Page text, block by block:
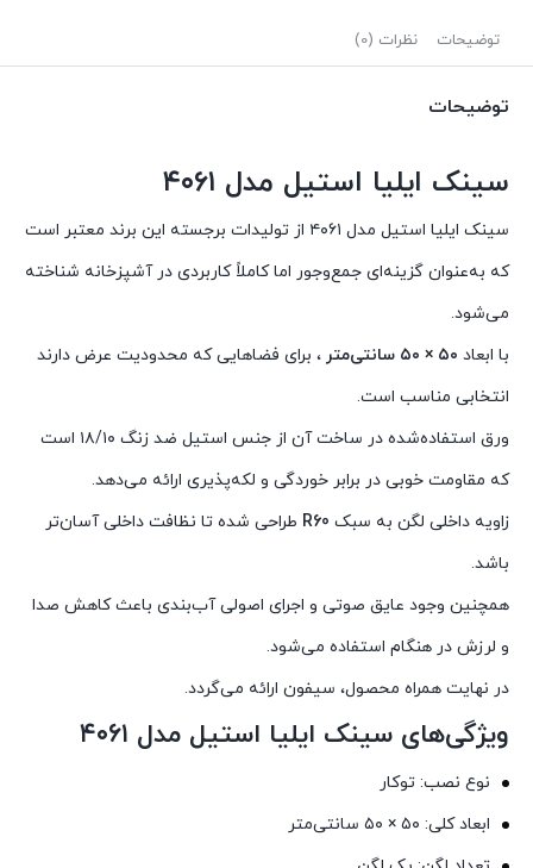
توضیحات نظرات (0)
توضیحات
سینک ایلیا استیل مدل ۴۰۶۱
سینک ایلیا استیل مدل ۴۰۶۱ از تولیدات برجسته این برند معتبر است
که به‌عنوان گزینه‌ای جمع‌وجور اما کاملاً کاربردی در آشپزخانه‌ شناخته
می‌شود.
با ابعاد ۵۰ × ۵۰ سانتی‌متر
، برای فضاهایی که محدودیت عرض دارند
انتخابی مناسب است.
ورق استفاده‌شده در ساخت آن از جنس استیل ضد زنگ ۱۸/۱۰ است
که مقاومت خوبی در برابر خوردگی و لکه‌پذیری ارائه می‌دهد.
زاویه داخلی لگن به ‌سبک R60 طراحی شده تا نظافت داخلی آسان‌تر
باشد.
همچنین وجود عایق صوتی و اجرای اصولی آب‌بندی باعث کاهش صدا
و لرزش در هنگام استفاده می‌شود.
در نهایت همراه محصول، سیفون ارائه می‌گردد.
ویژگی‌های سینک ایلیا استیل مدل ۴۰۶۱
نوع نصب: توکار
ابعاد کلی: ۵۰ × ۵۰ سانتی‌متر